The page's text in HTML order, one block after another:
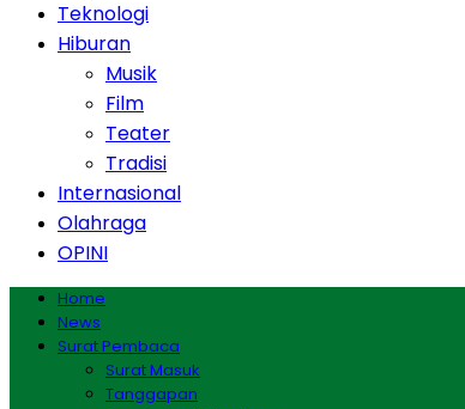
Teknologi
Hiburan
Musik
Film
Teater
Tradisi
Internasional
Olahraga
OPINI
Home
News
Surat Pembaca
Surat Masuk
Tanggapan